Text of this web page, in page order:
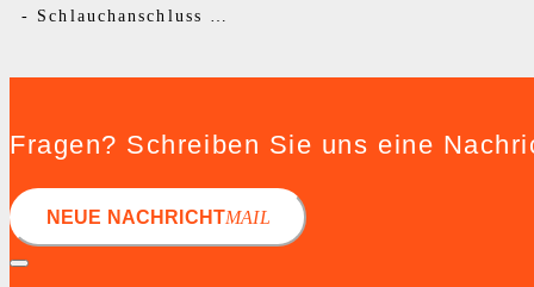
- Schlauchanschluss G1/4RH
Fragen? Schreiben Sie uns eine
NEUE NACHRICHTMAIL